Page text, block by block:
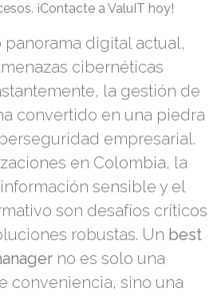
¡Contacte a ValuIT hoy!
panorama digital actual,
cibernéticas
la gestión de
convertido en una piedra
empresarial.
en Colombia, la
sensible y el
son desafíos críticos
robustas. Un best
no es solo una
conveniencia, sino una